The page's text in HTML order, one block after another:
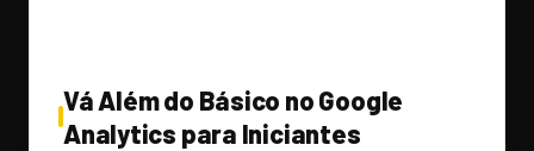
Vá Além do Básico no Google
Analytics para Iniciantes